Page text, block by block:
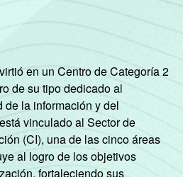
10
20
18 82 0
-
20
en un Centro de Categoría 2
de su tipo dedicado al
la información y del
vinculado al Sector de
(CI), una de las cinco áreas
al logro de los objetivos
fortaleciendo sus